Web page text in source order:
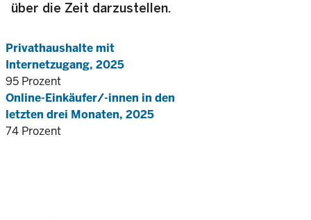
über die Zeit darzustellen.
Privathaushalte mit
Internetzugang, 2025
95 Prozent
Online-Einkäufer/-innen in den
letzten drei Monaten, 2025
74 Prozent